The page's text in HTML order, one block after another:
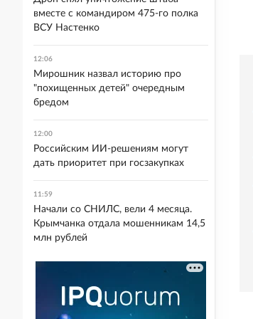
вместе с командиром 475-го полка
ВСУ Настенко
12:06
Мирошник назвал историю про
"похищенных детей" очередным
бредом
12:00
Российским ИИ-решениям могут
дать приоритет при госзакупках
11:59
Начали со СНИЛС, вели 4 месяца.
Крымчанка отдала мошенникам 14,5
млн рублей